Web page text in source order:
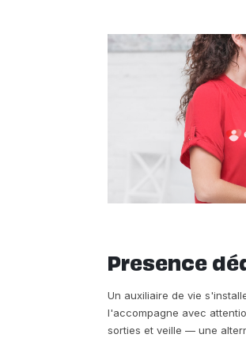
Presence
Un auxiliaire de vie
l'accompagne avec
sorties et veille — une